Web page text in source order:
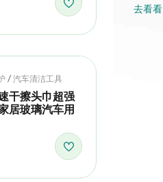
/ 汽车清洁工具
干擦头巾超强
居玻璃汽车用
去看看